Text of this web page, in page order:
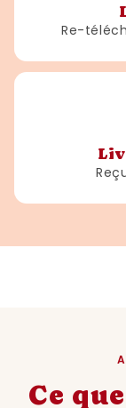
Re-
Ce